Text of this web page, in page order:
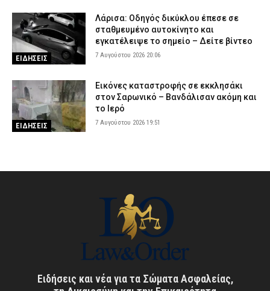
ΕΙΔΗΣΕΙΣ
Λάρισα: Οδηγός δικύκλου έπεσε σε
σταθμευμένο αυτοκίνητο και
εγκατέλειψε το σημείο – Δείτε βίντεο
7 Αυγούστου 2026 20:06
ΕΙΔΗΣΕΙΣ
Εικόνες καταστροφής σε εκκλησάκι
στον Σαρωνικό – Βανδάλισαν ακόμη και
το Ιερό
7 Αυγούστου 2026 19:51
Ειδήσεις και νέα για τα Σώματα Ασφαλείας,